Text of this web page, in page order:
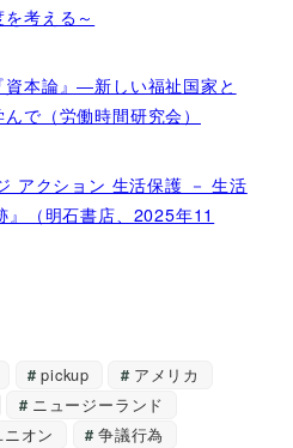
考える～
資本論』―新しい福祉国家と
で（労働時間研究会）
アクション 生活保護 － 生活
』（明石書店、2025年11
pickup
アメリカ
ニュージーランド
オン
争議行為